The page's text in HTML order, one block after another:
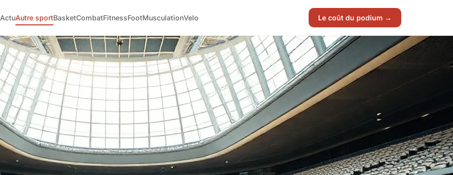
ActuAutre sportBasketCombatFitnessFootMusculationVelo Le coût du podium →